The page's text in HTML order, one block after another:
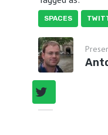
SPACES